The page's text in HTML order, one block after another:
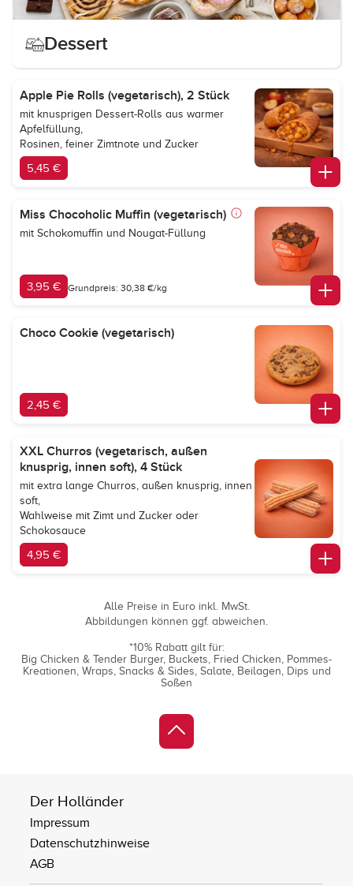
Dessert
Apple Pie Rolls (vegetarisch), 2 Stück
mit knusprigen Dessert-Rolls aus warmer
Apfelfüllung,
Rosinen, feiner Zimtnote und Zucker
5,45 €
Miss Chocoholic Muffin (vegetarisch)
mit Schokomuffin und Nougat-Füllung
3,95 € Grundpreis: 30,38 €/kg
Choco Cookie (vegetarisch)
2,45 €
XXL Churros (vegetarisch, außen
knusprig, innen soft), 4 Stück
mit extra lange Churros, außen knusprig, innen
soft,
Wahlweise mit Zimt und Zucker oder
Schokosauce
4,95 €
Alle Preise in Euro inkl. MwSt.
Abbildungen können ggf. abweichen.
*10% Rabatt gilt für:
Big Chicken & Tender Burger Buckets Fried Chicken
Pommes-
Kreationen Wraps Snacks & Sides Salate Beilagen
Dips und
Soßen
Der Holländer
Impressum
Datenschutzhinweise
AGB